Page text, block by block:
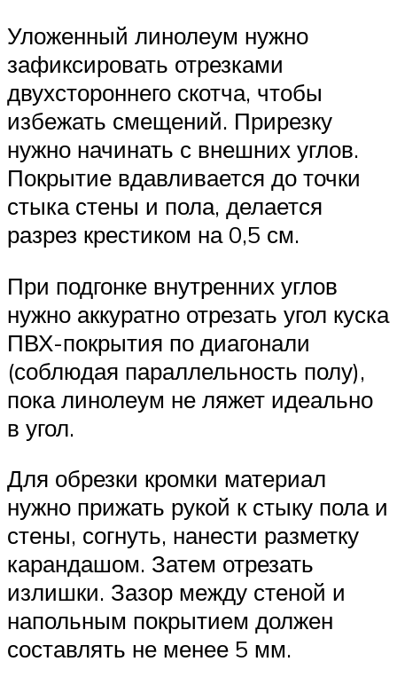
Уложенный линолеум нужно
зафиксировать отрезками
двухстороннего скотча, чтобы
избежать смещений. Прирезку
нужно начинать с внешних углов.
Покрытие вдавливается до точки
стыка стены и пола, делается
разрез крестиком на 0,5 см.
При подгонке внутренних углов
нужно аккуратно отрезать угол куска
ПВХ-покрытия по диагонали
(соблюдая параллельность полу),
пока линолеум не ляжет идеально
в угол.
Для обрезки кромки материал
нужно прижать рукой к стыку пола и
стены, согнуть, нанести разметку
карандашом. Затем отрезать
излишки. Зазор между стеной и
напольным покрытием должен
составлять не менее 5 мм.